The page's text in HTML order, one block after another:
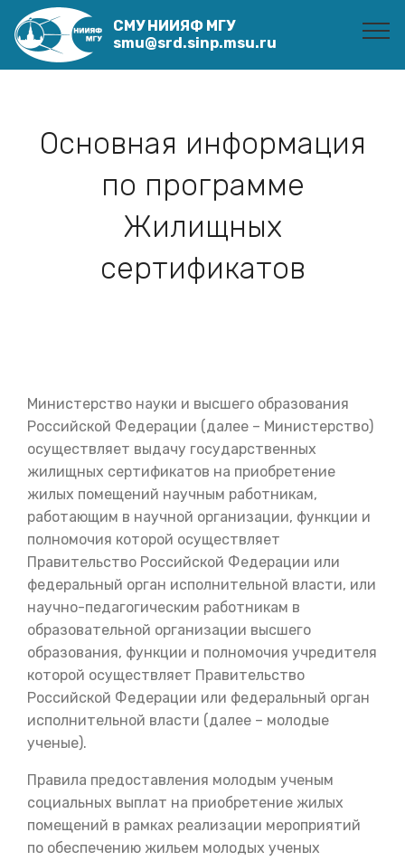
СМУ НИИЯФ МГУ
smu@srd.sinp.msu.ru
Основная информация
по программе
Жилищных
сертификатов
Министерство науки и высшего образования
Российской Федерации (далее – Министерство)
осуществляет выдачу государственных
жилищных сертификатов на приобретение
жилых помещений научным работникам,
работающим в научной организации, функции и
полномочия которой осуществляет
Правительство Российской Федерации или
федеральный орган исполнительной власти, или
научно-педагогическим работникам в
образовательной организации высшего
образования, функции и полномочия учредителя
которой осуществляет Правительство
Российской Федерации или федеральный орган
исполнительной власти (далее – молодые
ученые).
Правила предоставления молодым ученым
социальных выплат на приобретение жилых
помещений в рамках реализации мероприятий
по обеспечению жильем молодых ученых